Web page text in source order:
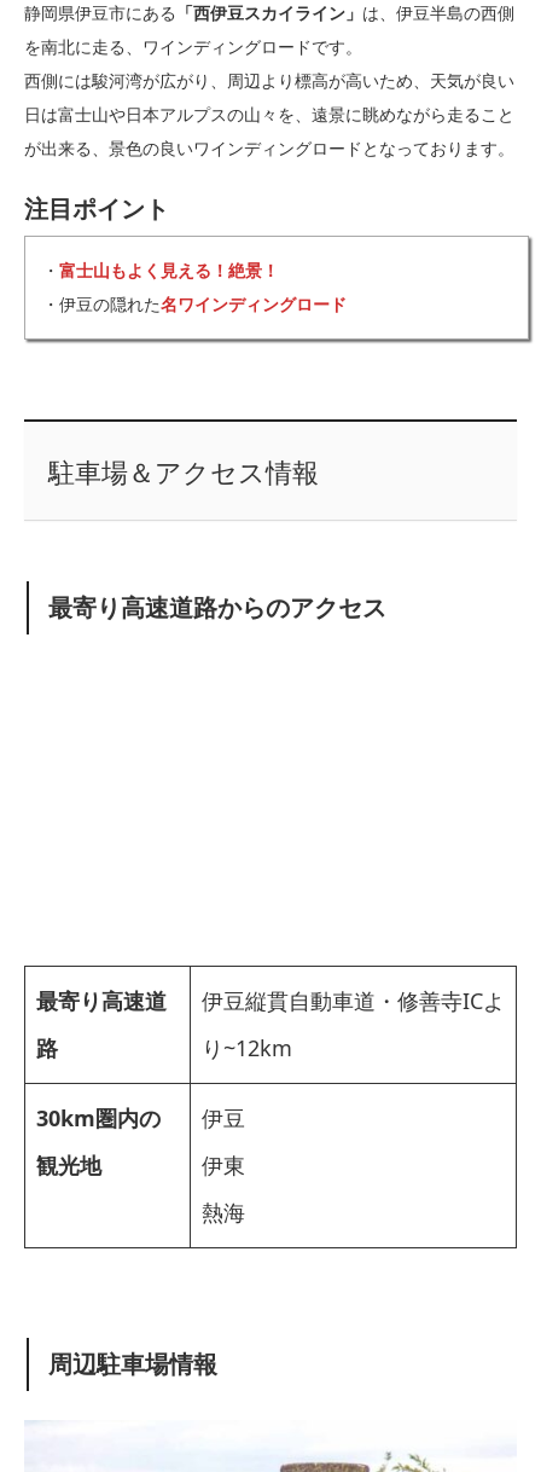
静岡県伊豆市にある 「西伊豆スカイライン」 は、伊豆半島の西側
を南北に走る、ワインディングロードです。
西側には駿河湾が広がり、周辺より標高が高いため、天気が良い
日は富士山や日本アルプスの山々を、遠景に眺めながら走ること
が出来る、景色の良いワインディングロードとなっております。
注目ポイント
・ 富士山もよく見える！絶景！
・伊豆の隠れた名ワインディングロード
駐車場＆アクセス情報
最寄り高速道路からのアクセス
最寄り高速道
路
伊豆縦貫自動車道・修善寺ICよ
り~12km
30km圏内の
観光地
伊豆
伊東
熱海
周辺駐車場情報